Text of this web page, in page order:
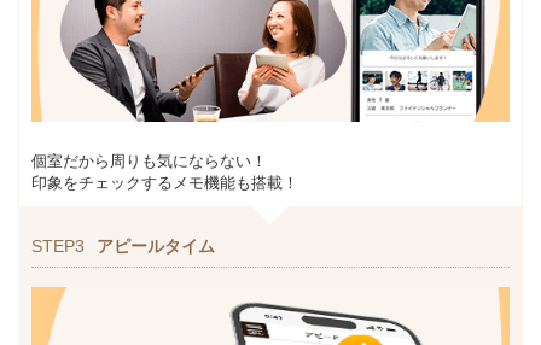
個室だから周りも気にならない！
印象をチェックするメモ機能も搭載！
STEP3 アピールタイム